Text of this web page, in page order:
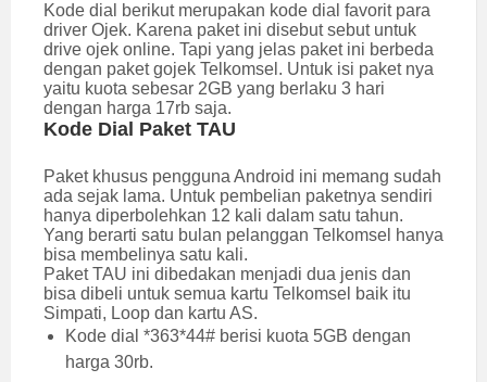
Kode dial berikut merupakan kode dial favorit para
driver Ojek. Karena paket ini disebut sebut untuk
drive ojek online. Tapi yang jelas paket ini berbeda
dengan paket gojek Telkomsel. Untuk isi paket nya
yaitu kuota sebesar 2GB yang berlaku 3 hari
dengan harga 17rb saja.
Kode Dial Paket TAU
Paket khusus pengguna Android ini memang sudah
ada sejak lama. Untuk pembelian paketnya sendiri
hanya diperbolehkan 12 kali dalam satu tahun.
Yang berarti satu bulan pelanggan Telkomsel hanya
bisa membelinya satu kali.
Paket TAU ini dibedakan menjadi dua jenis dan
bisa dibeli untuk semua kartu Telkomsel baik itu
Simpati, Loop dan kartu AS.
Kode dial *363*44# berisi kuota 5GB dengan
harga 30rb.